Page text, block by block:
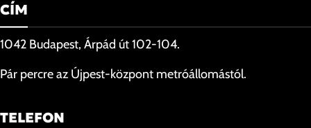
CÍM
1042 Budapest, Árpád út 102-104.
Pár percre az Újpest-központ metróállomástól.
TELEFON